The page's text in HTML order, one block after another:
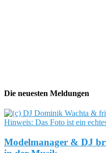
Die neuesten Meldungen
Modelmanager & DJ